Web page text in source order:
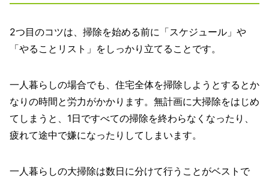
2つ目のコツは、掃除を始める前に「スケジュール」や
「やることリスト」をしっかり立てることです。
一人暮らしの場合でも、住宅全体を掃除しようとするとか
なりの時間と労力がかかります。無計画に大掃除をはじめ
てしまうと、1日ですべての掃除を終わらなくなったり、
疲れて途中で嫌になったりしてしまいます。
一人暮らしの大掃除は数日に分けて行うことがベストで